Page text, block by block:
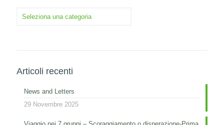
Articoli recenti
News and Letters
29 Novembre 2025